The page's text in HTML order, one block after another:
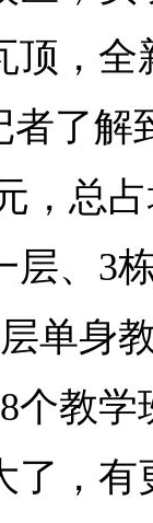
顶，
者了
，总
层、3
单身
个教
了，